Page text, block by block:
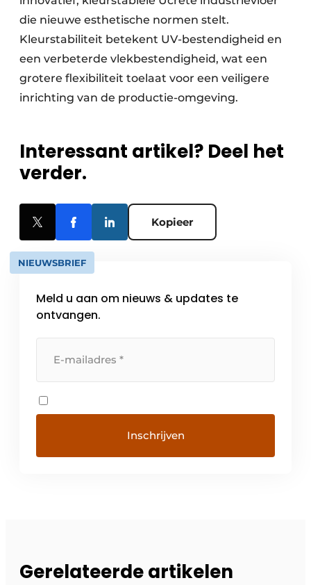
die nieuwe esthetische normen stelt.
Kleurstabiliteit betekent UV-bestendigheid en
een verbeterde vlekbestendigheid, wat een
grotere flexibiliteit toelaat voor een veiligere
inrichting van de productie-omgeving.
Interessant artikel? Deel het
verder.
Kopieer
NIEUWSBRIEF
Meld u aan om nieuws & updates te
ontvangen.
Gerelateerde artikelen